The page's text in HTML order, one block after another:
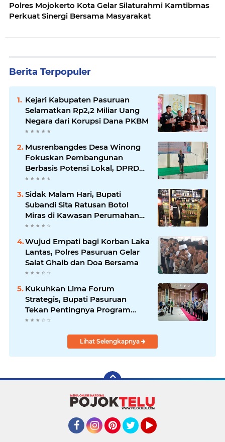
Polres Mojokerto Kota Gelar Silaturahmi Kamtibmas
Perkuat Sinergi Bersama Masyarakat
Berita Terpopuler
Kejari Kabupaten Pasuruan
Selamatkan Rp2,2 Miliar Uang
Negara dari Korupsi Dana PKBM
Musrenbangdes Desa Winong
Fokuskan Pembangunan
Berbasis Potensi Lokal, DPRD
Optimistis Meski Dihantam
Efisiensi Anggaran
Sidak Malam Hari, Bupati
Subandi Sita Ratusan Botol
Miras di Kawasan Perumahan
Sidoarjo
Wujud Empati bagi Korban Laka
Lantas, Polres Pasuruan Gelar
Salat Ghaib dan Doa Bersama
Kukuhkan Lima Forum
Strategis, Bupati Pasuruan
Tekan Pentingnya Program
Nyata untuk Rakyat
Lihat Selengkapnya